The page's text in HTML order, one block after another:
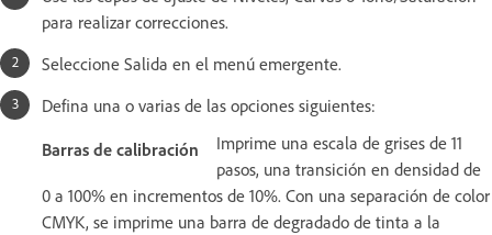
para realizar correcciones.
Seleccione Salida en el menú emergente.
Defina una o varias de las opciones siguientes:
Barras de calibración
Imprime una escala de grises de 11
pasos, una transición en densidad de
0 a 100% en incrementos de 10%. Con una separación de color
CMYK, se imprime una barra de degradado de tinta a la